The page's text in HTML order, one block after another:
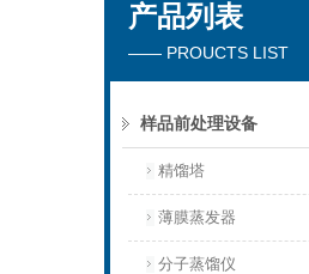
杭州川一实验仪器有限公司
产品列表
—— PROUCTS LIST
样品前处理设备
精馏塔
薄膜蒸发器
分子蒸馏仪